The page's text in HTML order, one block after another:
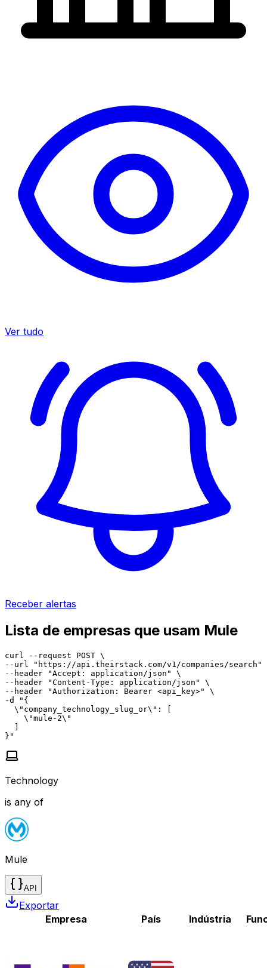
Ver tudo
Receber alertas
Lista de empresas que usam Mule
curl --request POST \
--url "https://api.theirstack.com/v1/companies/search"
--header "Accept: application/json" \
--header "Content-Type: application/json" \
--header "Authorization: Bearer <api_key>" \
-d "{
  \"company_technology_slug_or\": [
    \"mule-2\"
  ]
}"
Technology
is any of
Mule
API
Exportar
Empresa
País Indústria